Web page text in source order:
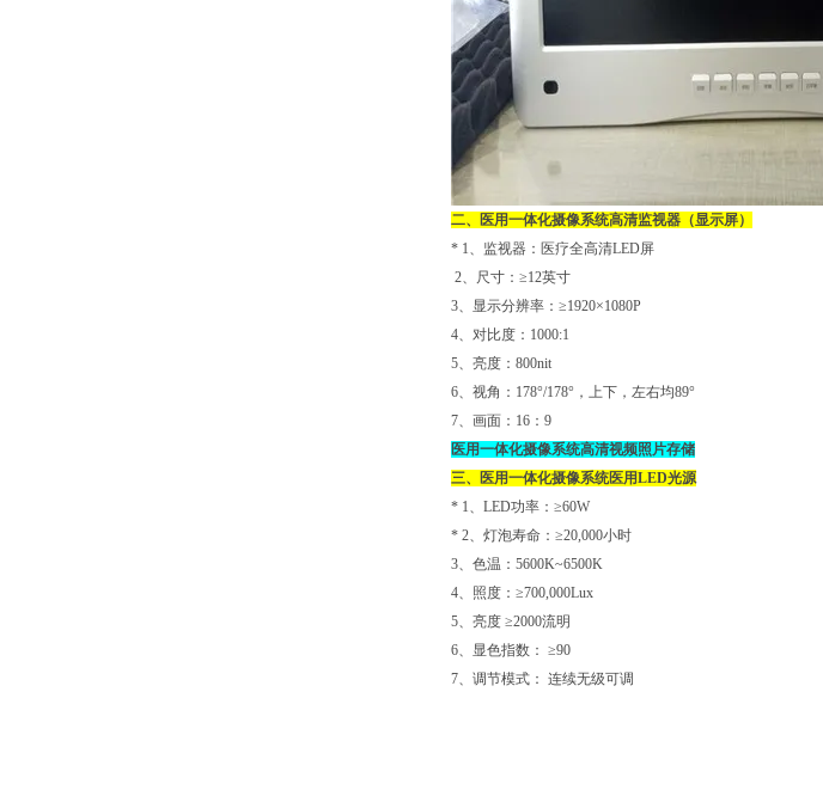
二、 医用一体化摄像系统高清监视器（显示屏）
* 1、监视器：医疗全高清LED屏
2、尺寸：≥12英寸
3、显示分辨率：≥1920×1080P
4、对比度： 1000:1
5、亮度： 800nit
6、视角：178°/178°，上下，左右均89°
7、画面：16：9
医用一体化摄像系统高清视频照片存储
三、
医用一体化摄像系统医用LED光源
* 1、LED功率：≥60W
* 2、灯泡寿命：≥20,000小时
3、色温：5600K~6500K
4、照度：≥700,000Lux
5、亮度 ≥2000流明
6、显色指数： ≥90
7、调节模式： 连续无级可调